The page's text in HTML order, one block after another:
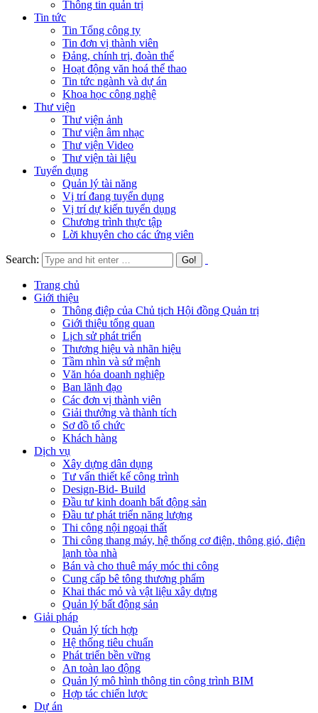
Thông tin quản trị
Tin tức
Tin Tổng công ty
Tin đơn vị thành viên
Đảng, chính trị, đoàn thể
Hoạt động văn hoá thể thao
Tin tức ngành và dự án
Khoa học công nghệ
Thư viện
Thư viện ảnh
Thư viện âm nhạc
Thư viện Video
Thư viện tài liệu
Tuyển dụng
Quản lý tài năng
Vị trí đang tuyển dụng
Vị trí dự kiến tuyển dụng
Chương trình thực tập
Lời khuyên cho các ứng viên
Search:
Trang chủ
Giới thiệu
Thông điệp của Chủ tịch Hội đồng Quản trị
Giới thiệu tổng quan
Lịch sử phát triển
Thương hiệu và nhãn hiệu
Tầm nhìn và sứ mệnh
Văn hóa doanh nghiệp
Ban lãnh đạo
Các đơn vị thành viên
Giải thưởng và thành tích
Sơ đồ tổ chức
Khách hàng
Dịch vụ
Xây dựng dân dụng
Tư vấn thiết kế công trình
Design-Bid- Build
Đầu tư kinh doanh bất động sản
Đầu tư phát triển năng lượng
Thi công nội ngoại thất
Thi công thang máy, hệ thống cơ điện, thông gió, điện
lạnh tòa nhà
Bán và cho thuê máy móc thi công
Cung cấp bê tông thương phẩm
Khai thác mỏ và vật liệu xây dựng
Quản lý bất động sản
Giải pháp
Quản lý tích hợp
Hệ thống tiêu chuẩn
Phát triển bền vững
An toàn lao động
Quản lý mô hình thông tin công trình BIM
Hợp tác chiến lược
Dự án